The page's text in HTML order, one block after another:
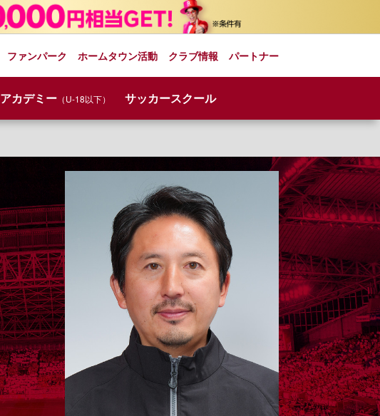
アカデミー（U-18以下） サッカースクール
ファンパーク ホームタウン活動 クラブ情報 パートナー